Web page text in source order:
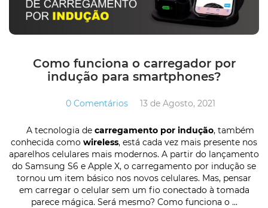
Como funciona o carregador por
indução para smartphones?
0 Comentários 13 de Agosto, 2021
A tecnologia de carregamento por indução, também
conhecida como wireless, está cada vez mais presente nos
aparelhos celulares mais modernos. A partir do lançamento
do Samsung S6 e Apple X, o carregamento por indução se
tornou um item básico nos novos celulares. Mas, pensar
em carregar o celular sem um fio conectado à tomada
parece mágica. Será mesmo? Como funciona o ...